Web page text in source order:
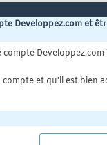
Developpez.com et
Developpez.com
compte et qu'il est bien